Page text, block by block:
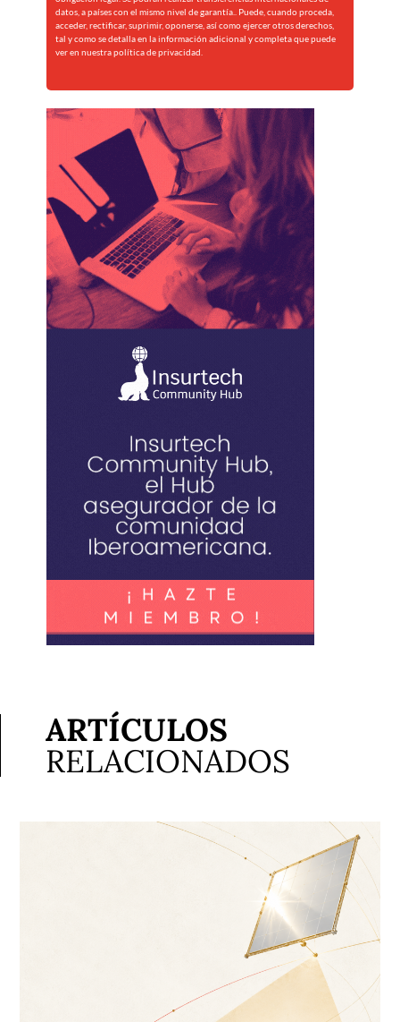
datos, a países con el mismo nivel de garantía.. Puede, cuando proceda,
acceder, rectificar, suprimir, oponerse, así como ejercer otros derechos,
tal y como se detalla en la información adicional y completa que puede
ver en nuestrapolítica de privacidad.
ARTÍCULOS
RELACIONADOS